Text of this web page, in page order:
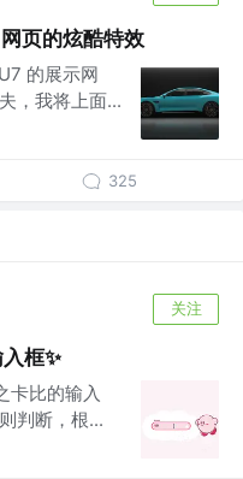
页的炫酷特效
的展示网
，我将上面...
325
关注
框✨
卡比的输入
判断，根...